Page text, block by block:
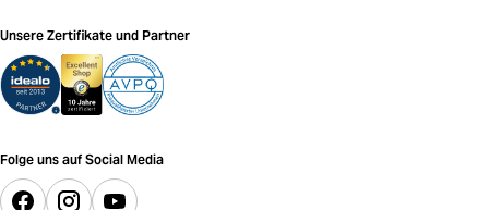
Unsere Zertifikate und Partner
Folge uns auf Social Media